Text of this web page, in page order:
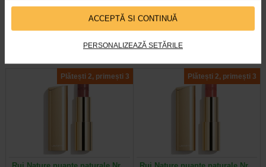
ACCEPTĂ SI CONTINUĂ
PERSONALIZEAZĂ SETĂRILE
Nuanta intensa, cu acoperire
perfecta, si confort de lunga durata
Descriere: Rujul LAVERTU…
Nuanta naturala, textura delicata si
nutritiva, finisaj semimat Descriere:
Rujul Nature imbina nuanta…
Plătești 2, primești 3 Plătești 2, primești 3